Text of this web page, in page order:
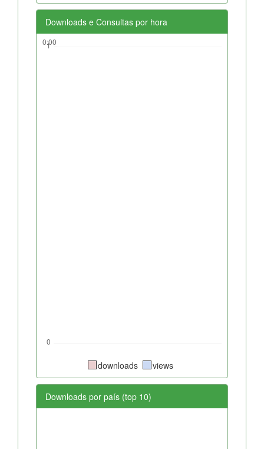
Downloads e Consultas por hora
downloads views
Downloads por país (top 10)